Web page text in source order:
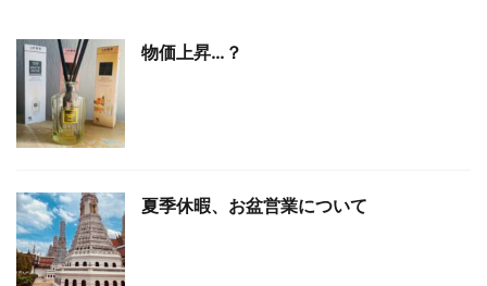
物価上昇…？
夏季休暇、お盆営業について